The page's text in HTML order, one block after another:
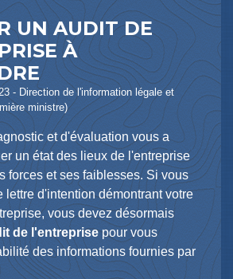
UN AUDIT DE
À
- Direction de l'information légale et
ministre)
et d'évaluation vous a
un état des lieux de l'entreprise
forces et ses faiblesses. Si vous
lettre d'intention démontrant votre
vous devez désormais
de l'entreprisepour vous
des informations fournies par